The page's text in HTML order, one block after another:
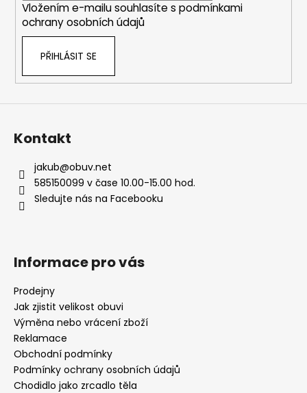
Vložením e-mailu souhlasíte s podmínkami
ochrany osobních údajů
PŘIHLÁSIT SE
Kontakt
jakub@obuv.net
585150099 v čase 10.00-15.00 hod.
Sledujte nás na Facebooku
Informace pro vás
Prodejny
Jak zjistit velikost obuvi
Výměna nebo vrácení zboží
Reklamace
Obchodní podmínky
Podmínky ochrany osobních údajů
Chodidlo jako zrcadlo těla